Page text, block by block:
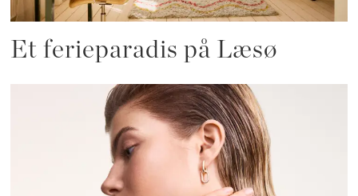
Et ferieparadis på Læsø